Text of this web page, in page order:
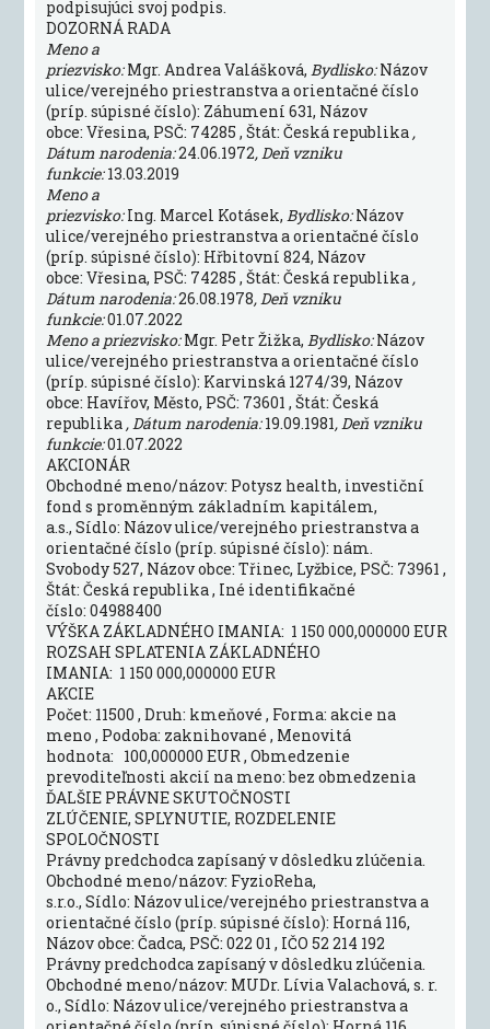
podpisujúci svoj podpis.
DOZORNÁ RADA
Meno a
priezvisko:Mgr. Andrea Valášková,Bydlisko:Názov
ulice/verejného priestranstva a orientačné číslo
(príp. súpisné číslo): Záhumení 631, Názov
obce: Vřesina, PSČ: 74285 , Štát: Česká republika ,
Dátum narodenia:24.06.1972, Deň vzniku
funkcie:13.03.2019
Meno a
priezvisko:Ing. Marcel Kotásek,Bydlisko:Názov
ulice/verejného priestranstva a orientačné číslo
(príp. súpisné číslo): Hřbitovní 824, Názov
obce: Vřesina, PSČ: 74285 , Štát: Česká republika ,
Dátum narodenia:26.08.1978, Deň vzniku
funkcie:01.07.2022
Meno a priezvisko:Mgr. Petr Žižka,Bydlisko:Názov
ulice/verejného priestranstva a orientačné číslo
(príp. súpisné číslo): Karvinská 1274/39, Názov
obce: Havířov, Město, PSČ: 73601 , Štát: Česká
republika , Dátum narodenia:19.09.1981, Deň vzniku
funkcie:01.07.2022
AKCIONÁR
Obchodné meno/názov: Potysz health, investiční
fond s proměnným základním kapitálem,
a.s., Sídlo: Názov ulice/verejného priestranstva a
orientačné číslo (príp. súpisné číslo): nám.
Svobody 527, Názov obce: Třinec, Lyžbice, PSČ: 73961 ,
Štát: Česká republika , Iné identifikačné
číslo: 04988400
VÝŠKA ZÁKLADNÉHO IMANIA: 1 150 000,000000 EUR
ROZSAH SPLATENIA ZÁKLADNÉHO
IMANIA: 1 150 000,000000 EUR
AKCIE
Počet: 11500 , Druh: kmeňové , Forma: akcie na
meno , Podoba: zaknihované , Menovitá
hodnota: 100,000000 EUR , Obmedzenie
prevoditeľnosti akcií na meno: bez obmedzenia
ĎALŠIE PRÁVNE SKUTOČNOSTI
ZLÚČENIE, SPLYNUTIE, ROZDELENIE
SPOLOČNOSTI
Právny predchodca zapísaný v dôsledku zlúčenia.
Obchodné meno/názov: FyzioReha,
s.r.o., Sídlo: Názov ulice/verejného priestranstva a
orientačné číslo (príp. súpisné číslo): Horná 116,
Názov obce: Čadca, PSČ: 022 01 , IČO 52 214 192
Právny predchodca zapísaný v dôsledku zlúčenia.
Obchodné meno/názov: MUDr. Lívia Valachová, s. r.
o., Sídlo: Názov ulice/verejného priestranstva a